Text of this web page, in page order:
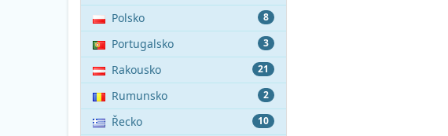
8
Polsko
3
Portugalsko
21
Rakousko
2
Rumunsko
10
Řecko